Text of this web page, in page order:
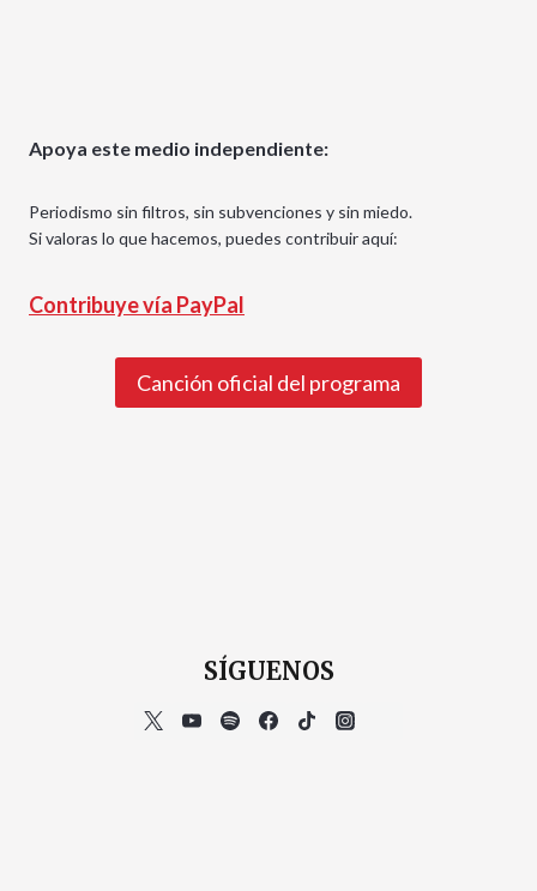
Apoya este medio independiente:
Periodismo sin filtros, sin subvenciones y sin miedo.
Si valoras lo que hacemos, puedes contribuir aquí:
Contribuye vía PayPal
Canción oficial del programa
SÍGUENOS